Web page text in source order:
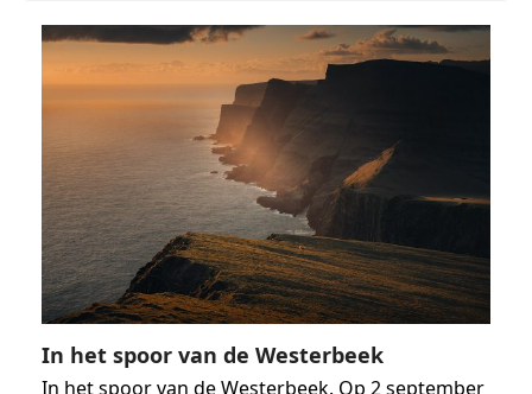
In het spoor van de Westerbeek
In het spoor van de Westerbeek. Op 2 september